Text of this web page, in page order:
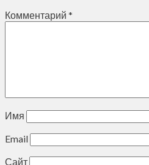
Комментарий *
Имя
Email
Сайт